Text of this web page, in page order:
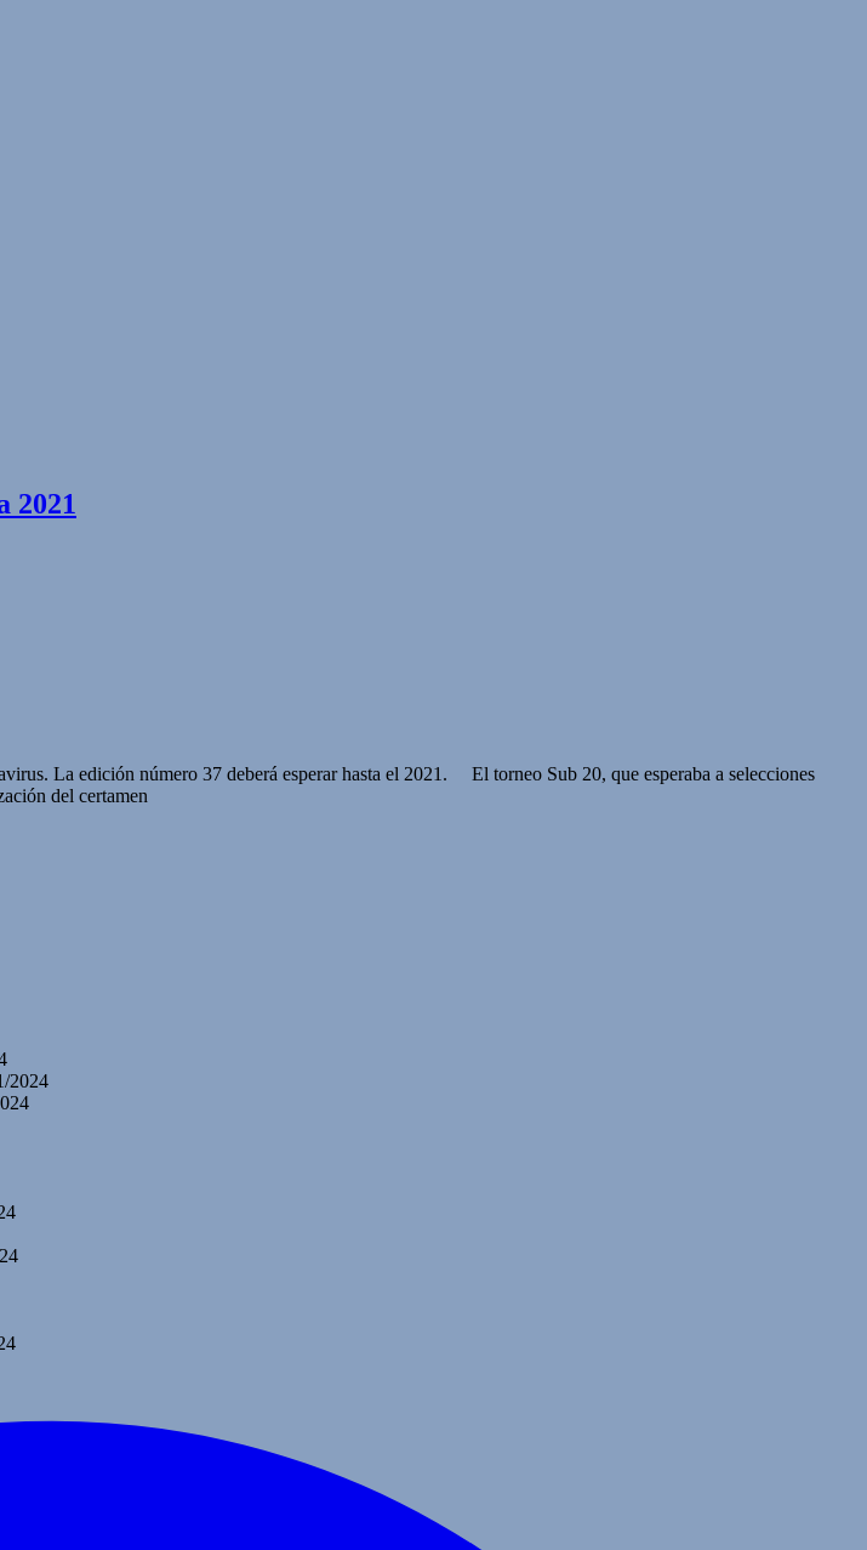
2021
La edición número 37 deberá esperar hasta el 2021. El torneo Sub 20, que esperaba a selecciones
del certamen
2024